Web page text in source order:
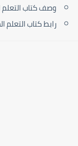
وصف كتاب التعلم
رابط كتاب